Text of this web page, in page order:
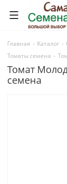
Главная - Каталог -
Томаты семена -
Томат
семена